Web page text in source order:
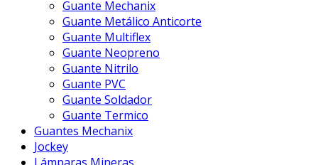
Guante Mechanix
Guante Metálico Anticorte
Guante Multiflex
Guante Neopreno
Guante Nitrilo
Guante PVC
Guante Soldador
Guante Termico
Guantes Mechanix
Jockey